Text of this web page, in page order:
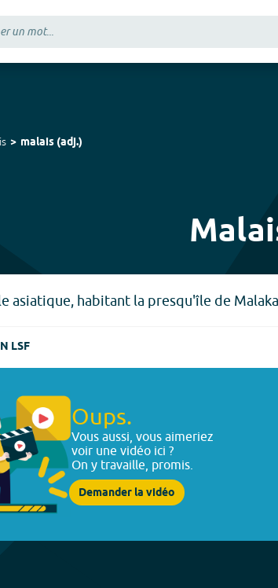
malais (adj.)
asiatique, habitant la presqu'île de
LSF
Oups.
Vous aussi, vous aimeriez
voir une vidéo ici ?
On y travaille, promis.
Demander la vidéo